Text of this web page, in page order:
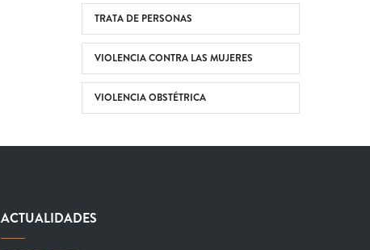
TRATA DE PERSONAS
VIOLENCIA CONTRA LAS MUJERES
VIOLENCIA OBSTÉTRICA
ACTUALIDADES